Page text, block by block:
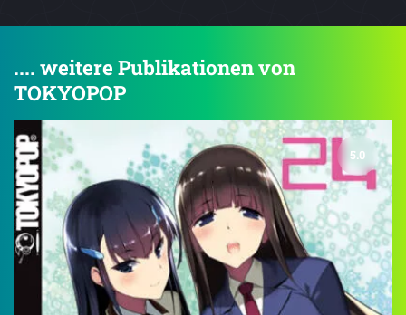
.... weitere Publikationen von
TOKYOPOP
5.0